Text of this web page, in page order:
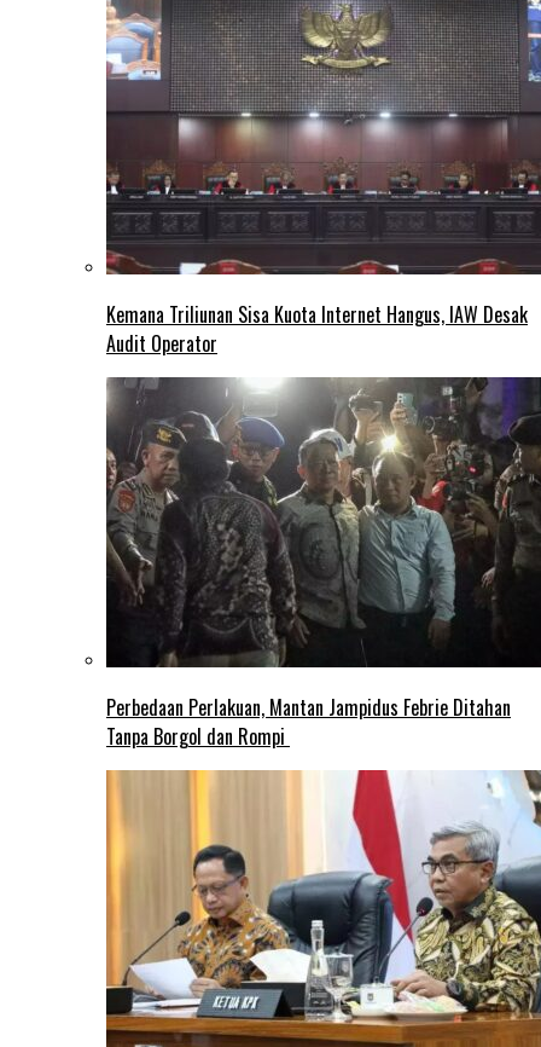
Kemana Triliunan Sisa Kuota Internet Hangus, IAW Desak
Audit Operator
Perbedaan Perlakuan, Mantan Jampidus Febrie Ditahan
Tanpa Borgol dan Rompi